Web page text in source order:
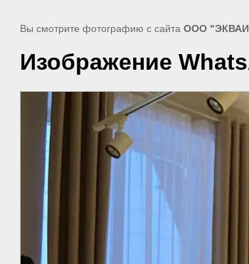
Вы смотрите фотографию с сайта ООО
Изображение